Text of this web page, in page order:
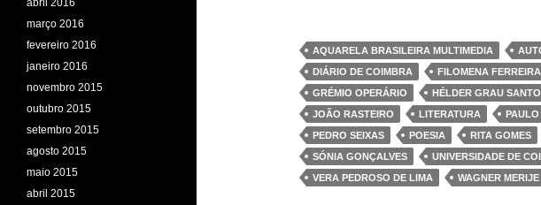
b
o
o
k
t
e
r
e
d
I
n
s
A
p
p
AQUARELA BRASILEIRA MULTIMEDIA
DIÁRIO DE COIMBRA
FILOMENA FERREIRA
GRÉMIO OPERÁRIO
HÉLDER GRAU
JOÃO RASTEIRO
LITERATURA
PEDRO SEIXAS
POESIA RITA GOMES
SÓNIA GONÇALVES
UNIVERSIDADE DE
VERA PEDROSO DE LIMA
WAGNER MERIJE
abril 2016
março 2016
fevereiro 2016
janeiro 2016
novembro 2015
outubro 2015
setembro 2015
agosto 2015
maio 2015
abril 2015